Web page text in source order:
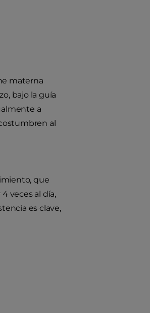
materna
bajo la guía
a
al
que
veces al día,
es clave,